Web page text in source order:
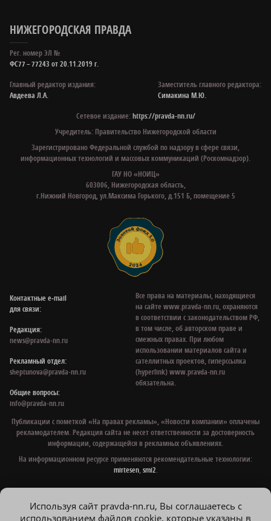
НИЖЕГОРОДСКАЯ ПРАВДА
Рег. номер ЭЛ №
ФС77 – 77243 от 20.11.2019 г.
Главный редактор издания:
Авдеева Л.А.
Заместитель главного редактора:
Симакина М.Ю.
Сетевое издание:https://pravda-nn.ru/
Учредитель: Правительство Нижегородской области
Зарегистрировано Федеральной службой по надзору в сфере связи,
информационных технологий и массовых коммуникаций (Роскомнадзор).
ГАУ НО «НОИЦ»
603006, Нижегородская область,
г.Нижний Новгород, ул.Максима Горького, д.151 Б, помещение 5
Контактные e‑mail
для связи:
Редакция:
news@pravda-nn.ru
Рекламный отдел:
sheptunova@pravda-nn.ru
Общие вопросы:
info@pravda-nn.ru
Все права на материалы, находящиеся
на сайте www.pravda-nn.ru, охраняются
в соответствии с законодательством РФ,
в том числе, об авторском праве и
смежных правах. При любом
использовании материалов сайта и
сателлитных проектов, гиперссылка
(hyperlink) www.pravda-nn.ru
обязательна.
Публикации с пометкой «На правах рекламы», «Новости компании» оплачены
рекламодателем. Редакция сайта не несет ответственности за достоверность
информации, содержащейся в рекламных объявлениях.
На информационном ресурсе применяются рекомендательные технологии:
mirtesen,smi2.
© 1997 - 2026 Газета «Нижегородская правда»
Используя сайт pravda-nn.ru, Вы соглашаетесь с
использованием файлов cookie, которые указаны в